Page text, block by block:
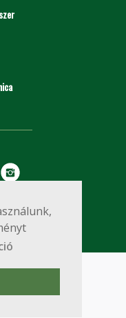
Kar
rkp. 3.